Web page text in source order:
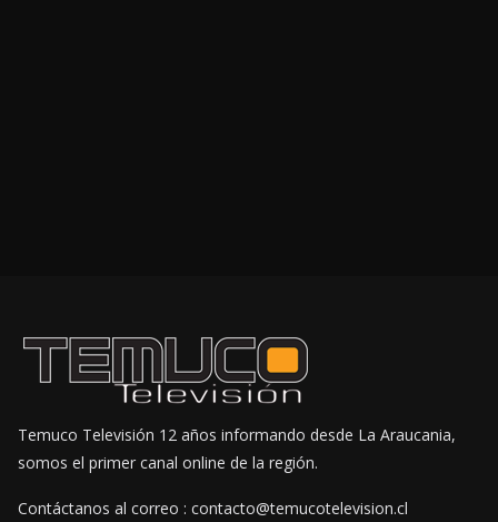
Temuco Televisión 12 años informando desde La Araucania,
somos el primer canal online de la región.
Contáctanos al correo : contacto@temucotelevision.cl